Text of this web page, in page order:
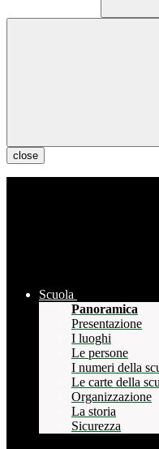
close
Scuola
Panoramica
Presentazione
I luoghi
Le persone
I numeri della
Le carte della
Organizzazione
La storia
Sicurezza